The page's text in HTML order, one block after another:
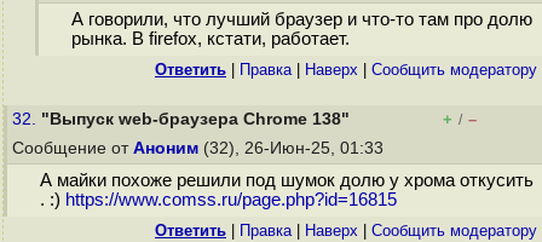
А говорили, что лучший браузер и что-то там про долю
рынка. В firefox, кстати, работает.
Ответить Правка| Наверх Cообщить модератору
32. "Выпуск web-браузера Chrome 138" + / –
Сообщение от Аноним (32), 26-Июн-25, 01:33
А майки похоже решили под шумок долю у хрома откусить
. :) https://www.comss.ru/page.php?id=16815
Ответить Правка| Наверх Cообщить модератору